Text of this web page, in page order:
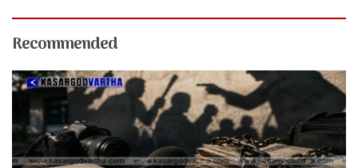
Recommended